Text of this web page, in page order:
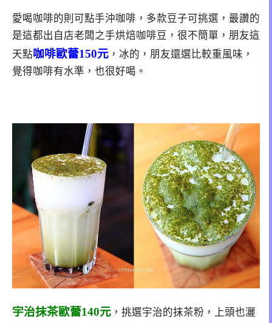
愛喝咖啡的則可點手沖咖啡，多款豆子可挑選，最讚的
是這都出自店老闆之手烘焙咖啡豆，很不簡單，朋友這
天點咖啡歐蕾150元 ，冰的，朋友還選比較重風味，
覺得咖啡有水準，也很好喝。
宇治抹茶歐蕾140元 ，挑選宇治的抹茶粉，上頭也灑